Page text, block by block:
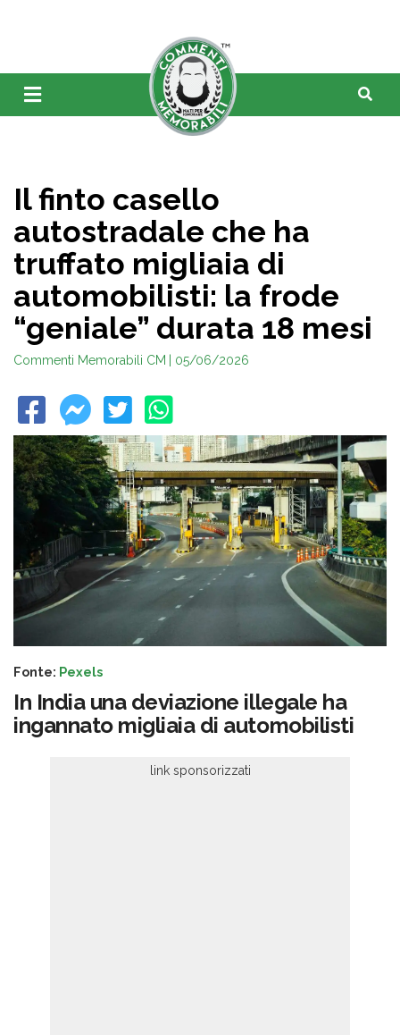
Il finto casello
autostradale che ha
truffato migliaia di
automobilisti: la frode
“geniale” durata 18 mesi
Commenti Memorabili CM | 05/06/2026
Fonte: Pexels
In India una deviazione illegale ha
ingannato migliaia di automobilisti